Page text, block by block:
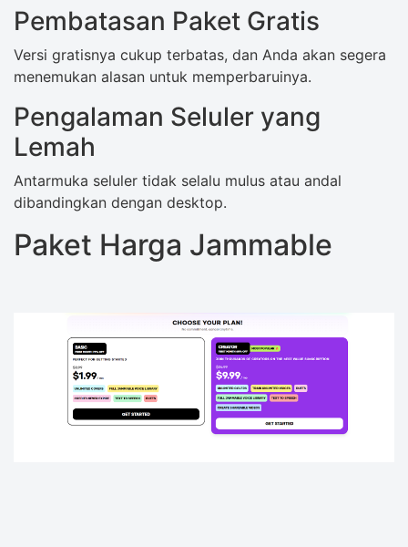
Pembatasan Paket Gratis
Versi gratisnya cukup terbatas, dan Anda akan segera
menemukan alasan untuk memperbaruinya.
Pengalaman Seluler yang
Lemah
Antarmuka seluler tidak selalu mulus atau andal
dibandingkan dengan desktop.
Paket Harga Jammable